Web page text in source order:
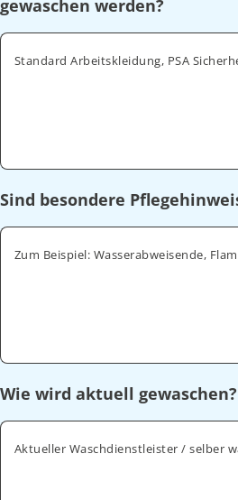
gewaschen werden?
Sind besondere
Wie wird aktuell gewaschen?
Aktueller Waschdienstleister / selber